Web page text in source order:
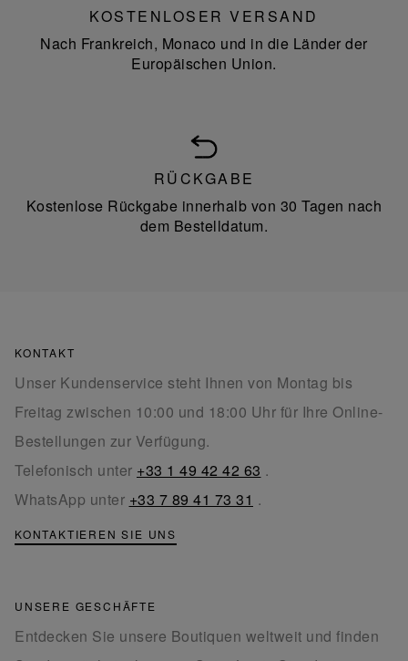
KOSTENLOSER VERSAND
Nach Frankreich, Monaco und in die Länder der
Europäischen Union.
RÜCKGABE
Kostenlose Rückgabe innerhalb von 30 Tagen nach
dem Bestelldatum.
KONTAKT
Unser Kundenservice steht Ihnen von Montag bis
Freitag zwischen 10:00 und 18:00 Uhr für Ihre Online-
Bestellungen zur Verfügung.
Telefonisch unter +33 1 49 42 42 63 .
WhatsApp unter +33 7 89 41 73 31 .
KONTAKTIEREN SIE UNS
UNSERE GESCHÄFTE
Entdecken Sie unsere Boutiquen weltweit und finden